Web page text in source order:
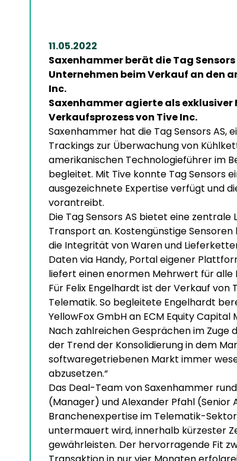
11.05.2022
Saxenhammer berät die Tag
Unternehmen beim Verkauf an den
Inc.
Saxenhammer agierte als exklusiver
Verkaufsprozess von Tive Inc.
Saxenhammer hat die Tag Sensors
Trackings zur Überwachung von
amerikanischen Technologieführer im
begleitet. Mit Tive konnte Tag Sensors
ausgezeichnete Expertise verfügt und
vorantreibt.
Die Tag Sensors AS bietet eine
Transport an. Kostengünstige
die Integrität von Waren und
Daten via Handy, Portal eigener
liefert einen enormen Mehrwert für alle
Für Felix Engelhardt ist der Verkauf
Telematik. So begleitete Engelhardt
YellowFox GmbH an ECM Equity
Nach zahlreichen Gesprächen im Zuge
der Trend der Konsolidierung in dem
softwaregetriebenen Markt immer
abzusetzen.“
Das Deal-Team von Saxenhammer
(Manager) und Alexander Pfahl
Branchenexpertise im Telematik-
untermauert wird, innerhalb kürzester
gewährleisten. Der hervorragende Fit